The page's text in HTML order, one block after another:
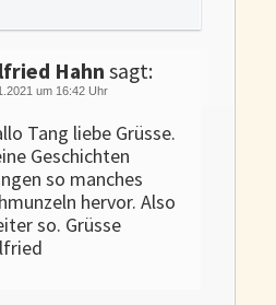
Hahn sagt:
um 16:42 Uhr
Tang liebe Grüsse.
Geschichten
so manches
hervor. Also
so. Grüsse